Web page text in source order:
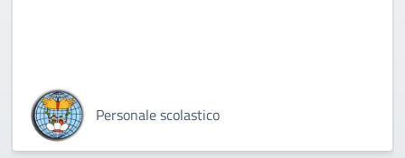
Personale scolastico